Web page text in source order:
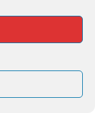
IV- Sala 2101,